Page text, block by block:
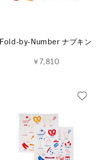
Fold‐by‐Number ナプキン
￥7,810